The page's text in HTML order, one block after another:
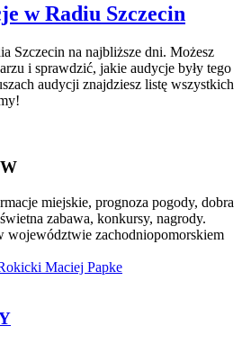
w Radiu Szczecin
Szczecin na najbliższe dni. Możesz
i sprawdzić, jakie audycje były tego
audycji znajdziesz listę wszystkich
miejskie, prognoza pogody, dobra
zabawa, konkursy, nagrody.
województwie zachodniopomorskiem
Maciej Papke